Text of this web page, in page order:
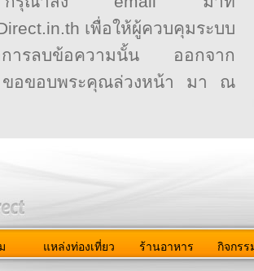
เพื่อให้ผู้ควบคุมระบบ
การลบข้อความนั้น ออกจาก
ขอขอบพระคุณล่วงหน้า มา ณ
แหล่งท่องเที่ยว ร้านอาหาร กิจกรร